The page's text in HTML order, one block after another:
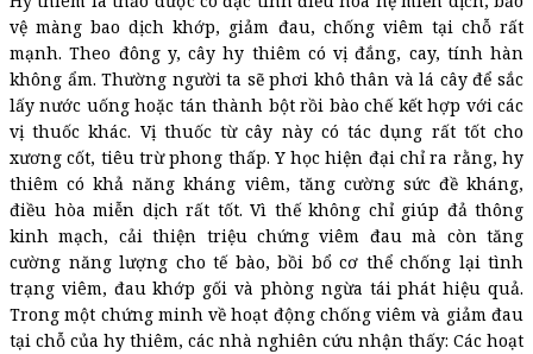
vệ màng bao dịch khớp, giảm đau, chống viêm tại chỗ rất
mạnh. Theo đông y, cây hy thiêm có vị đắng, cay, tính hàn
không ẩm. Thường người ta sẽ phơi khô thân và lá cây để sắc
lấy nước uống hoặc tán thành bột rồi bào chế kết hợp với các
vị thuốc khác. Vị thuốc từ cây này có tác dụng rất tốt cho
xương cốt, tiêu trừ phong thấp. Y học hiện đại chỉ ra rằng, hy
thiêm có khả năng kháng viêm, tăng cường sức đề kháng,
điều hòa miễn dịch rất tốt. Vì thế không chỉ giúp đả thông
kinh mạch, cải thiện triệu chứng viêm đau mà còn tăng
cường năng lượng cho tế bào, bồi bổ cơ thể chống lại tình
trạng viêm, đau khớp gối và phòng ngừa tái phát hiệu quả.
Trong một chứng minh về hoạt động chống viêm và giảm đau
tại chỗ của hy thiêm, các nhà nghiên cứu nhận thấy: Các hoạt